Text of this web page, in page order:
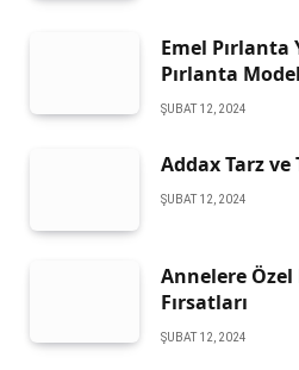
Emel Pırlanta
Pırlanta
ŞUBAT 12, 2024
Addax Tarz
ŞUBAT 12, 2024
Annelere Özel
Fırsatları
ŞUBAT 12, 2024